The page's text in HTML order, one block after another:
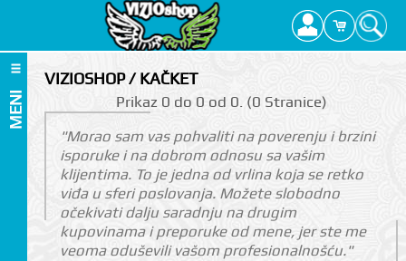
MENI
VIZIOSHOP / KAČKET
Prikаz 0 do 0 оd 0. (0 Strаnicе)
"Morao sam vas pohvaliti na poverenju i brzini
isporuke i na dobrom odnosu sa vašim
klijentima. To je jedna od vrlina koja se retko
viđa u sferi poslovanja. Možete slobodno
očekivati dalju saradnju na drugim
kupovinama i preporuke od mene, jer ste me
veoma oduševili vašom profesionalnošću."